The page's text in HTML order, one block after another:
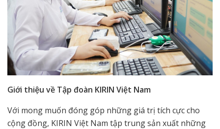
Giới thiệu về Tập đoàn KIRIN Việt Nam
Với mong muốn đóng góp những giá trị tích cực cho
cộng đồng, KIRIN Việt Nam tập trung sản xuất những